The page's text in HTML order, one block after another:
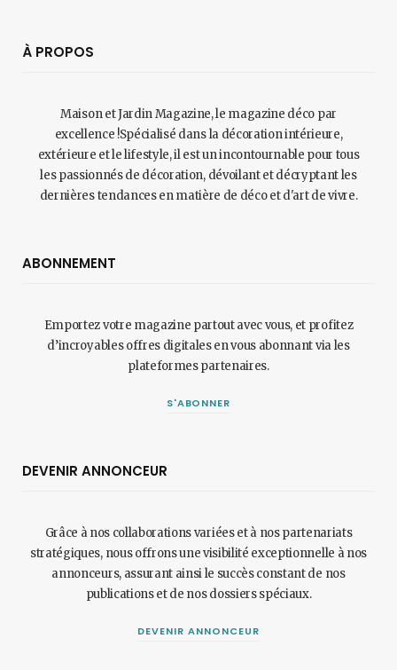
À PROPOS
Maison et Jardin Magazine, le magazine déco par
excellence !Spécialisé dans la décoration intérieure,
extérieure et le lifestyle, il est un incontournable pour tous
les passionnés de décoration, dévoilant et décryptant les
dernières tendances en matière de déco et d'art de vivre.
ABONNEMENT
Emportez votre magazine partout avec vous, et profitez
d’incroyables offres digitales en vous abonnant via les
plateformes partenaires.
S'ABONNER
DEVENIR ANNONCEUR
Grâce à nos collaborations variées et à nos partenariats
stratégiques, nous offrons une visibilité exceptionnelle à nos
annonceurs, assurant ainsi le succès constant de nos
publications et de nos dossiers spéciaux.
DEVENIR ANNONCEUR